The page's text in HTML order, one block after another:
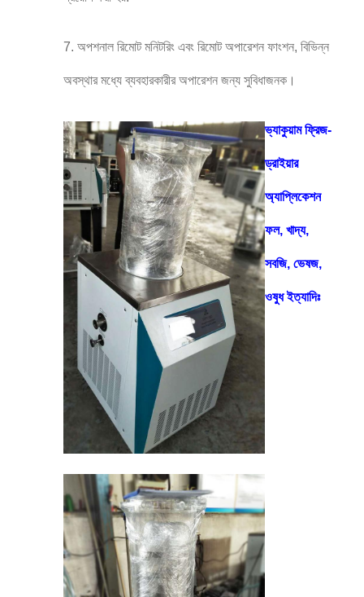
7. অপশনাল রিমোট মনিটরিং এবং রিমোট অপারেশন ফাংশন, বিভিন্ন
অবস্থার মধ্যে ব্যবহারকারীর অপারেশন জন্য সুবিধাজনক।
ভ্যাকুয়াম ফ্রিজ-
ড্রাইয়ার
অ্যাপ্লিকেশন
ফল, খাদ্য,
সবজি, ভেষজ,
ওষুধ ইত্যাদিঃ